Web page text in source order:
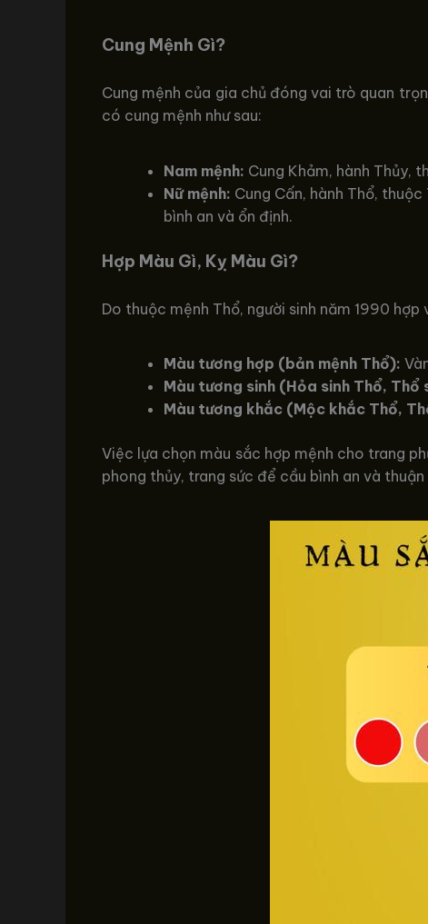
Cung Mệnh Gì?
Cung mệnh của gia chủ đóng vai trò quan
có cung mệnh như sau:
Nam mệnh: Cung Khảm, hành Thủy,
Nữ mệnh: Cung Cấn, hành Thổ,
bình an và ổn định.
Hợp Màu Gì, Kỵ Màu Gì?
Do thuộc mệnh Thổ, người sinh năm 1990 hợp
Màu tương hợp (bản mệnh Thổ):
Màu tương sinh (Hỏa sinh Thổ, Thổ
Màu tương khắc (Mộc khắc Thổ,
Việc lựa chọn màu sắc hợp mệnh cho trang
phong thủy, trang sức để cầu bình an và thuận